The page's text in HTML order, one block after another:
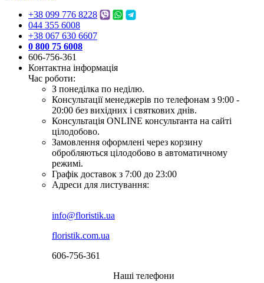
+38 099 776 8228
044 355 6008
+38 067 630 6607
0 800 75 6008
606-756-361
Контактна інформація
Час роботи:
З понеділка по неділю.
Консультації менеджерів по телефонам з 9:00 -
20:00 без вихідних і святкових днів.
Консультація ONLINE консультанта на сайті
цілодобово.
Замовлення оформлені через корзину
обробляються цілодобово в автоматичному
режимі.
Графік доставок з 7:00 до 23:00
Адреси для листування:
info@floristik.ua
floristik.com.ua
606-756-361
Наші телефони